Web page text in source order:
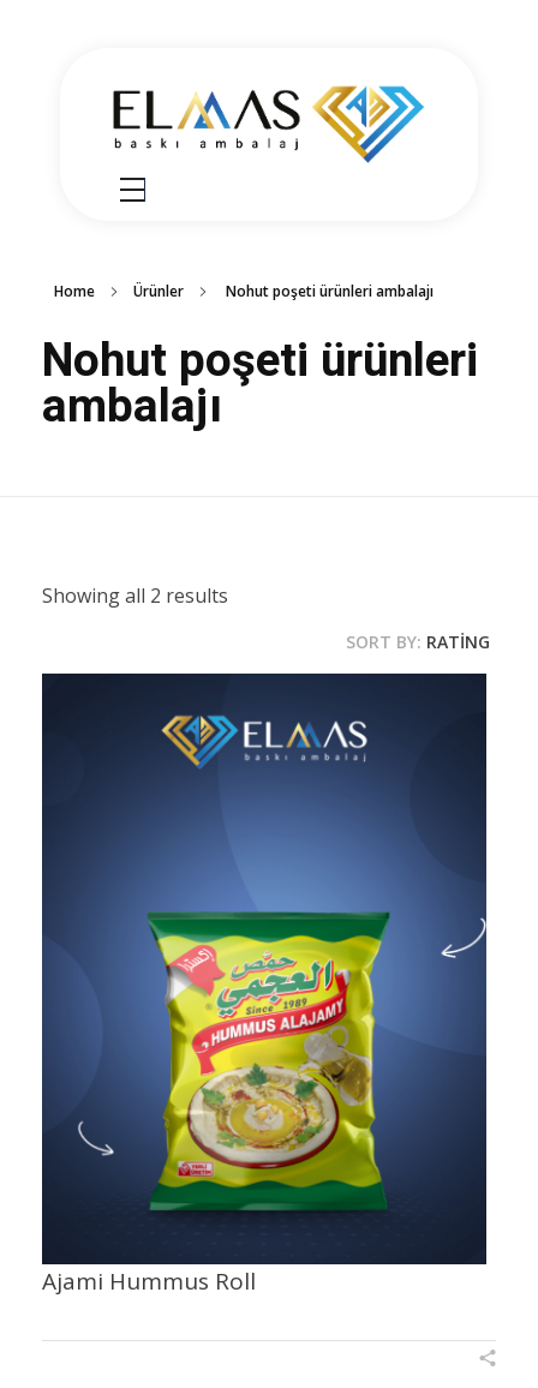
Elmas Ambalajشركة الماس امبلاج في تركيا مختصين في مجالي الطباعة والتغليف للعديد من المنتجات الغذائية والصناعية من رول التغليف وأكياس النايلون بسرعة واتقان وجودة عالية في التنفيذ ضمن أعلى المعايير العالمية وبأسعار منافسة
Home Ürünler Nohut poşeti ürünleri ambalajı
Nohut poşeti ürünleri
ambalajı
Showing all 2 results
SORT BY: RATING
Ajami Hummus Roll